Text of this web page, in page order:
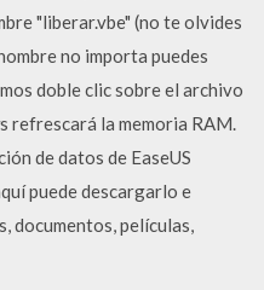
"liberar.vbe" (no te olvides
no importa puedes
doble clic sobre el archivo
refrescará la memoria RAM.
de datos de EaseUS
puede descargarlo e
películas,